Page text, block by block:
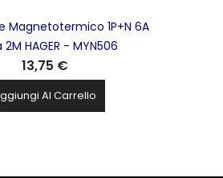
Magnetotermico 1P+N 6A
2M HAGER - MYN506
13,75 €
Al Carrello